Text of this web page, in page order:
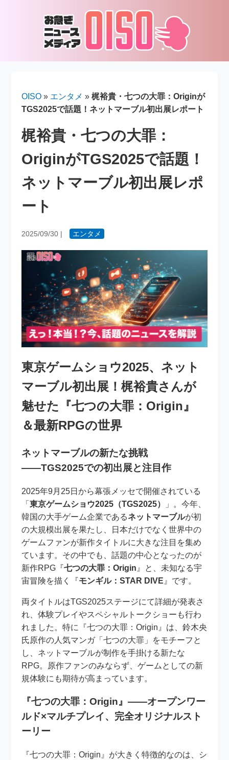
OISO » エンタメ »梶裕貴・七つの大罪：Originが
TGS2025で話題！ネットマーブル初出展レポート
梶裕貴・七つの大罪：
OriginがTGS2025で話題！
ネットマーブル初出展レポ
ート
2025/09/30 | エンタメ
東京ゲームショウ2025、ネット
マーブル初出展！梶裕貴さんが
魅せた『七つの大罪：Origin』
＆最新RPGの世界
ネットマーブルの新たな挑戦
――TGS2025での初出展と注目作
2025年9月25日から幕張メッセで開催されている
「東京ゲームショウ2025（TGS2025）
」。今年、
韓国の大手ゲーム企業であるネットマーブルが初
の大規模出展を果たし、日本だけでなく世界中の
ゲームファンが新作タイトルに大きな注目を集め
ています。その中でも、話題の中心となったのが
新作RPG『七つの大罪：Origin 』と、未知なる宇
宙冒険を描く『モンギル：STAR DIVE 』です。
両タイトルはTGS2025ステージにて詳細が発表さ
れ、体験プレイやスペシャルトークショーも行わ
れました。特に『七つの大罪：Origin』は、鈴木央
氏原作の人気マンガ「七つの大罪」をモチーフと
し、ネットマーブルが制作を手掛ける新たな
RPG。原作ファンのみならず、ゲームとしての新
規体験にも期待が高まっています。
『七つの大罪：Origin』――オープンワー
ルド×マルチプレイ、完全オリジナルスト
ーリー
『七つの大罪：Origin』が大きく特徴的なのは、シ